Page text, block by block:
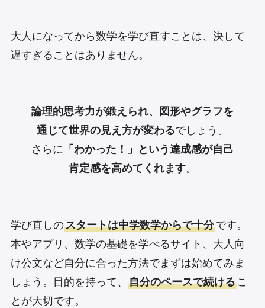
大人になってから数学を学び直すことは、決して
遅すぎることはありません。
論理的思考力が鍛えられ、図形やグラフを
通じて世界の見え方が変わるでしょう。
さらに 「わかった！」という達成感が自己
肯定感を高めてくれます。
学び直しのスタートは中学数学からで十分です。
本やアプリ、数学の基礎を学べるサイト、大人向
け公文など自分に合った方法でまずは始めてみま
しょう。目的を持って、 自分のペースで続けるこ
とが大切です。